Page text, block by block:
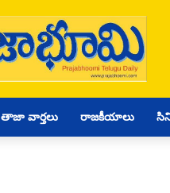
తాజా వార్తలు రాజకీయాలు